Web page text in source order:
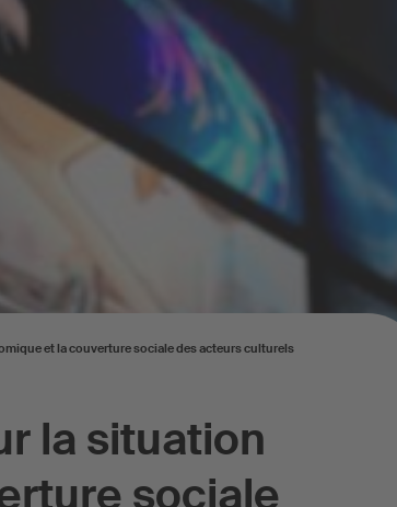
la situation
sociale
et la couverture sociale des acteurs culturels